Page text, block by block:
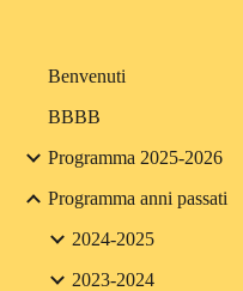
Benvenuti
BBBB
Programma 2025-2026
Programma anni passati
2024-2025
2023-2024